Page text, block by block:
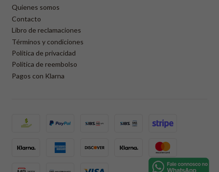
Quienes somos
Contacto
Libro de reclamaciones
Términos y condiciones
Política de privacidad
Política de reembolso
Pagos con Klarna